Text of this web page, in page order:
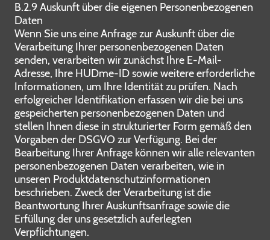
B.2.9 Auskunft über die eigenen Personenbezogenen
Daten
Wenn Sie uns eine Anfrage zur Auskunft über die
Verarbeitung Ihrer personenbezogenen Daten
senden, verarbeiten wir zunächst Ihre E-Mail-
Adresse, Ihre HUDme-ID sowie weitere erforderliche
Informationen, um Ihre Identität zu prüfen. Nach
erfolgreicher Identifikation erfassen wir die bei uns
gespeicherten personenbezogenen Daten und
stellen Ihnen diese in strukturierter Form gemäß den
Vorgaben der DSGVO zur Verfügung. Bei der
Bearbeitung Ihrer Anfrage können wir alle relevanten
personenbezogenen Daten verarbeiten, wie in
unseren Produktdatenschutzinformationen
beschrieben. Zweck der Verarbeitung ist die
Beantwortung Ihrer Auskunftsanfrage sowie die
Erfüllung der uns gesetzlich auferlegten
Verpflichtungen.